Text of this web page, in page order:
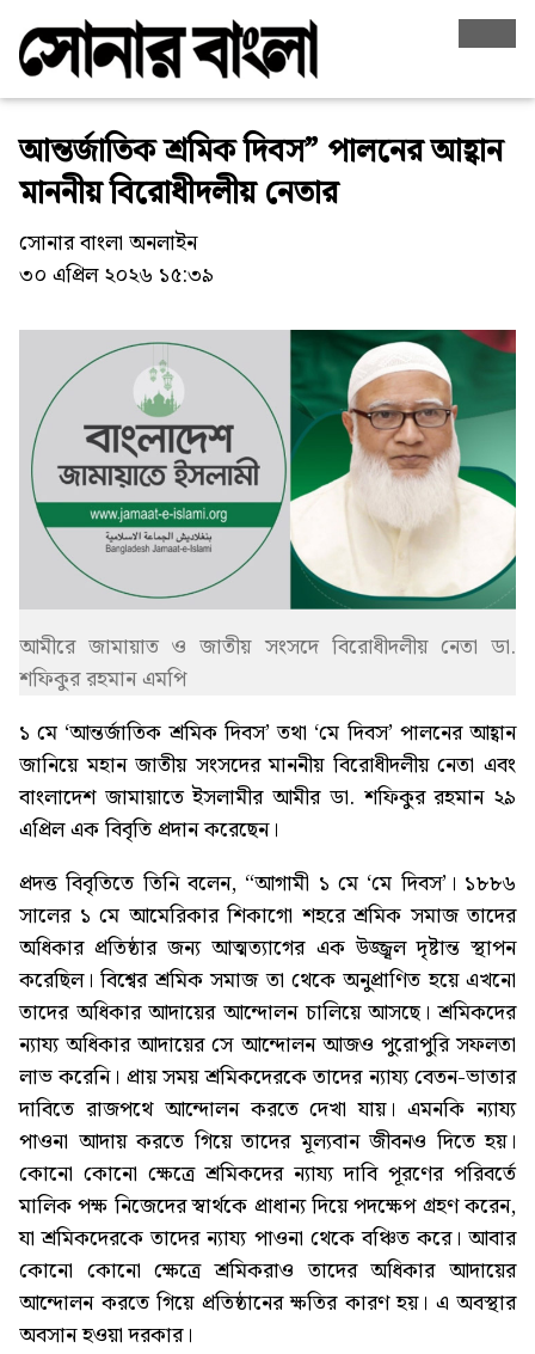
আন্তর্জাতিক শ্রমিক দিবস” পালনের আহ্বান
মাননীয় বিরোধীদলীয় নেতার
সোনার বাংলা অনলাইন
৩০ এপ্রিল ২০২৬ ১৫:৩৯
আমীরে জামায়াত ও জাতীয় সংসদে বিরোধীদলীয় নেতা ডা.
শফিকুর রহমান এমপি
১ মে ‘আন্তর্জাতিক শ্রমিক দিবস’ তথা ‘মে দিবস’ পালনের আহ্বান
জানিয়ে মহান জাতীয় সংসদের মাননীয় বিরোধীদলীয় নেতা এবং
বাংলাদেশ জামায়াতে ইসলামীর আমীর ডা. শফিকুর রহমান ২৯
এপ্রিল এক বিবৃতি প্রদান করেছেন।
প্রদত্ত বিবৃতিতে তিনি বলেন, “আগামী ১ মে ‘মে দিবস’। ১৮৮৬
সালের ১ মে আমেরিকার শিকাগো শহরে শ্রমিক সমাজ তাদের
অধিকার প্রতিষ্ঠার জন্য আত্মত্যাগের এক উজ্জ্বল দৃষ্টান্ত স্থাপন
করেছিল। বিশ্বের শ্রমিক সমাজ তা থেকে অনুপ্রাণিত হয়ে এখনো
তাদের অধিকার আদায়ের আন্দোলন চালিয়ে আসছে। শ্রমিকদের
ন্যায্য অধিকার আদায়ের সে আন্দোলন আজও পুরোপুরি সফলতা
লাভ করেনি। প্রায় সময় শ্রমিকদেরকে তাদের ন্যায্য বেতন-ভাতার
দাবিতে রাজপথে আন্দোলন করতে দেখা যায়। এমনকি ন্যায্য
পাওনা আদায় করতে গিয়ে তাদের মূল্যবান জীবনও দিতে হয়।
কোনো কোনো ক্ষেত্রে শ্রমিকদের ন্যায্য দাবি পূরণের পরিবর্তে
মালিক পক্ষ নিজেদের স্বার্থকে প্রাধান্য দিয়ে পদক্ষেপ গ্রহণ করেন,
যা শ্রমিকদেরকে তাদের ন্যায্য পাওনা থেকে বঞ্চিত করে। আবার
কোনো কোনো ক্ষেত্রে শ্রমিকরাও তাদের অধিকার আদায়ের
আন্দোলন করতে গিয়ে প্রতিষ্ঠানের ক্ষতির কারণ হয়। এ অবস্থার
অবসান হওয়া দরকার।